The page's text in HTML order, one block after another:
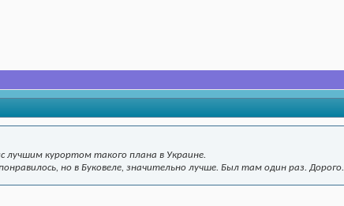
лучшим курортом такого плана в Украине.
но в Буковеле, значительно лучше. Был там один раз. Дорого.